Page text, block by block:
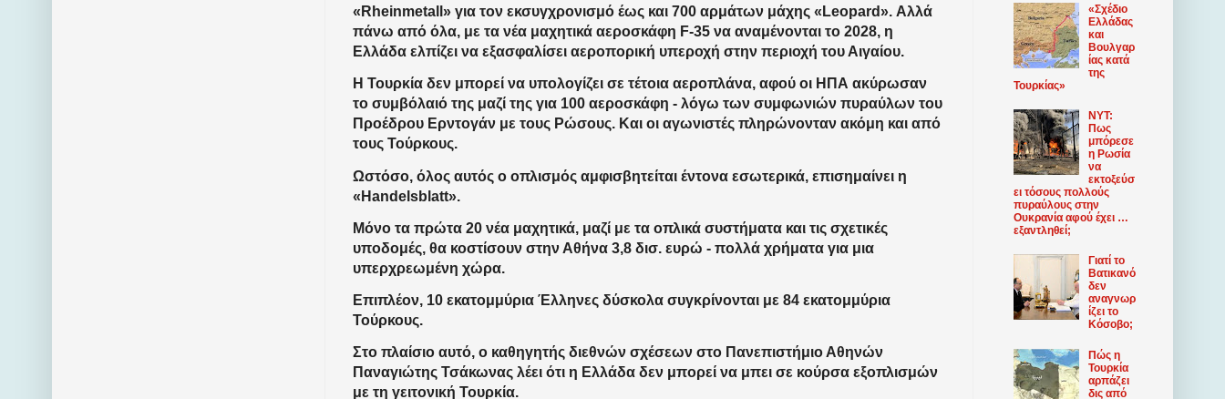
«Rheinmetall» για τον εκσυγχρονισμό έως και 700 αρμάτων μάχης «Leopard». Αλλά
πάνω από όλα, με τα νέα μαχητικά αεροσκάφη F-35 να αναμένονται το 2028, η
Ελλάδα ελπίζει να εξασφαλίσει αεροπορική υπεροχή στην περιοχή του Αιγαίου.
Η Τουρκία δεν μπορεί να υπολογίζει σε τέτοια αεροπλάνα, αφού οι ΗΠΑ ακύρωσαν
το συμβόλαιό της μαζί της για 100 αεροσκάφη - λόγω των συμφωνιών πυραύλων του
Προέδρου Ερντογάν με τους Ρώσους. Και οι αγωνιστές πληρώνονταν ακόμη και από
τους Τούρκους.
Ωστόσο, όλος αυτός ο οπλισμός αμφισβητείται έντονα εσωτερικά, επισημαίνει η
«Handelsblatt».
Μόνο τα πρώτα 20 νέα μαχητικά, μαζί με τα οπλικά συστήματα και τις σχετικές
υποδομές, θα κοστίσουν στην Αθήνα 3,8 δισ. ευρώ - πολλά χρήματα για μια
υπερχρεωμένη χώρα.
Επιπλέον, 10 εκατομμύρια Έλληνες δύσκολα συγκρίνονται με 84 εκατομμύρια
Τούρκους.
Στο πλαίσιο αυτό, ο καθηγητής διεθνών σχέσεων στο Πανεπιστήμιο Αθηνών
Παναγιώτης Τσάκωνας λέει ότι η Ελλάδα δεν μπορεί να μπει σε κούρσα εξοπλισμών
με τη γειτονική Τουρκία.
«Σχέδιο
Ελλάδας
και
Βουλγαρ
ίας κατά
της
Τουρκίας»
NYT:
Πως
μπόρεσε
η Ρωσία
να
εκτοξεύσ
ει τόσους πολλούς
πυραύλους στην
Ουκρανία αφού έχει …
εξαντληθεί;
Γιατί το
Βατικανό
δεν
αναγνωρ
ίζει το
Κόσοβο;
Πώς η
Τουρκία
αρπάζει
δις από